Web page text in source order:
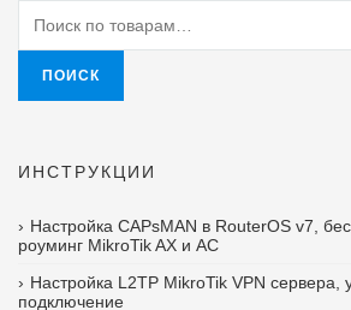
ПОИСК
ИНСТРУКЦИИ
Настройка CAPsMAN в RouterOS v7,
роуминг MikroTik AX и AC
Настройка L2TP MikroTik VPN сервера,
подключение